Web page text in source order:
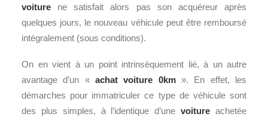
voiture ne satisfait alors pas son acquéreur après
quelques jours, le nouveau véhicule peut être remboursé
intégralement (sous conditions).
On en vient à un point intrinsèquement lié, à un autre
avantage d’un « achat voiture 0km». En effet, les
démarches pour immatriculer ce type de véhicule sont
des plus simples, à l’identique d’unevoiture achetée